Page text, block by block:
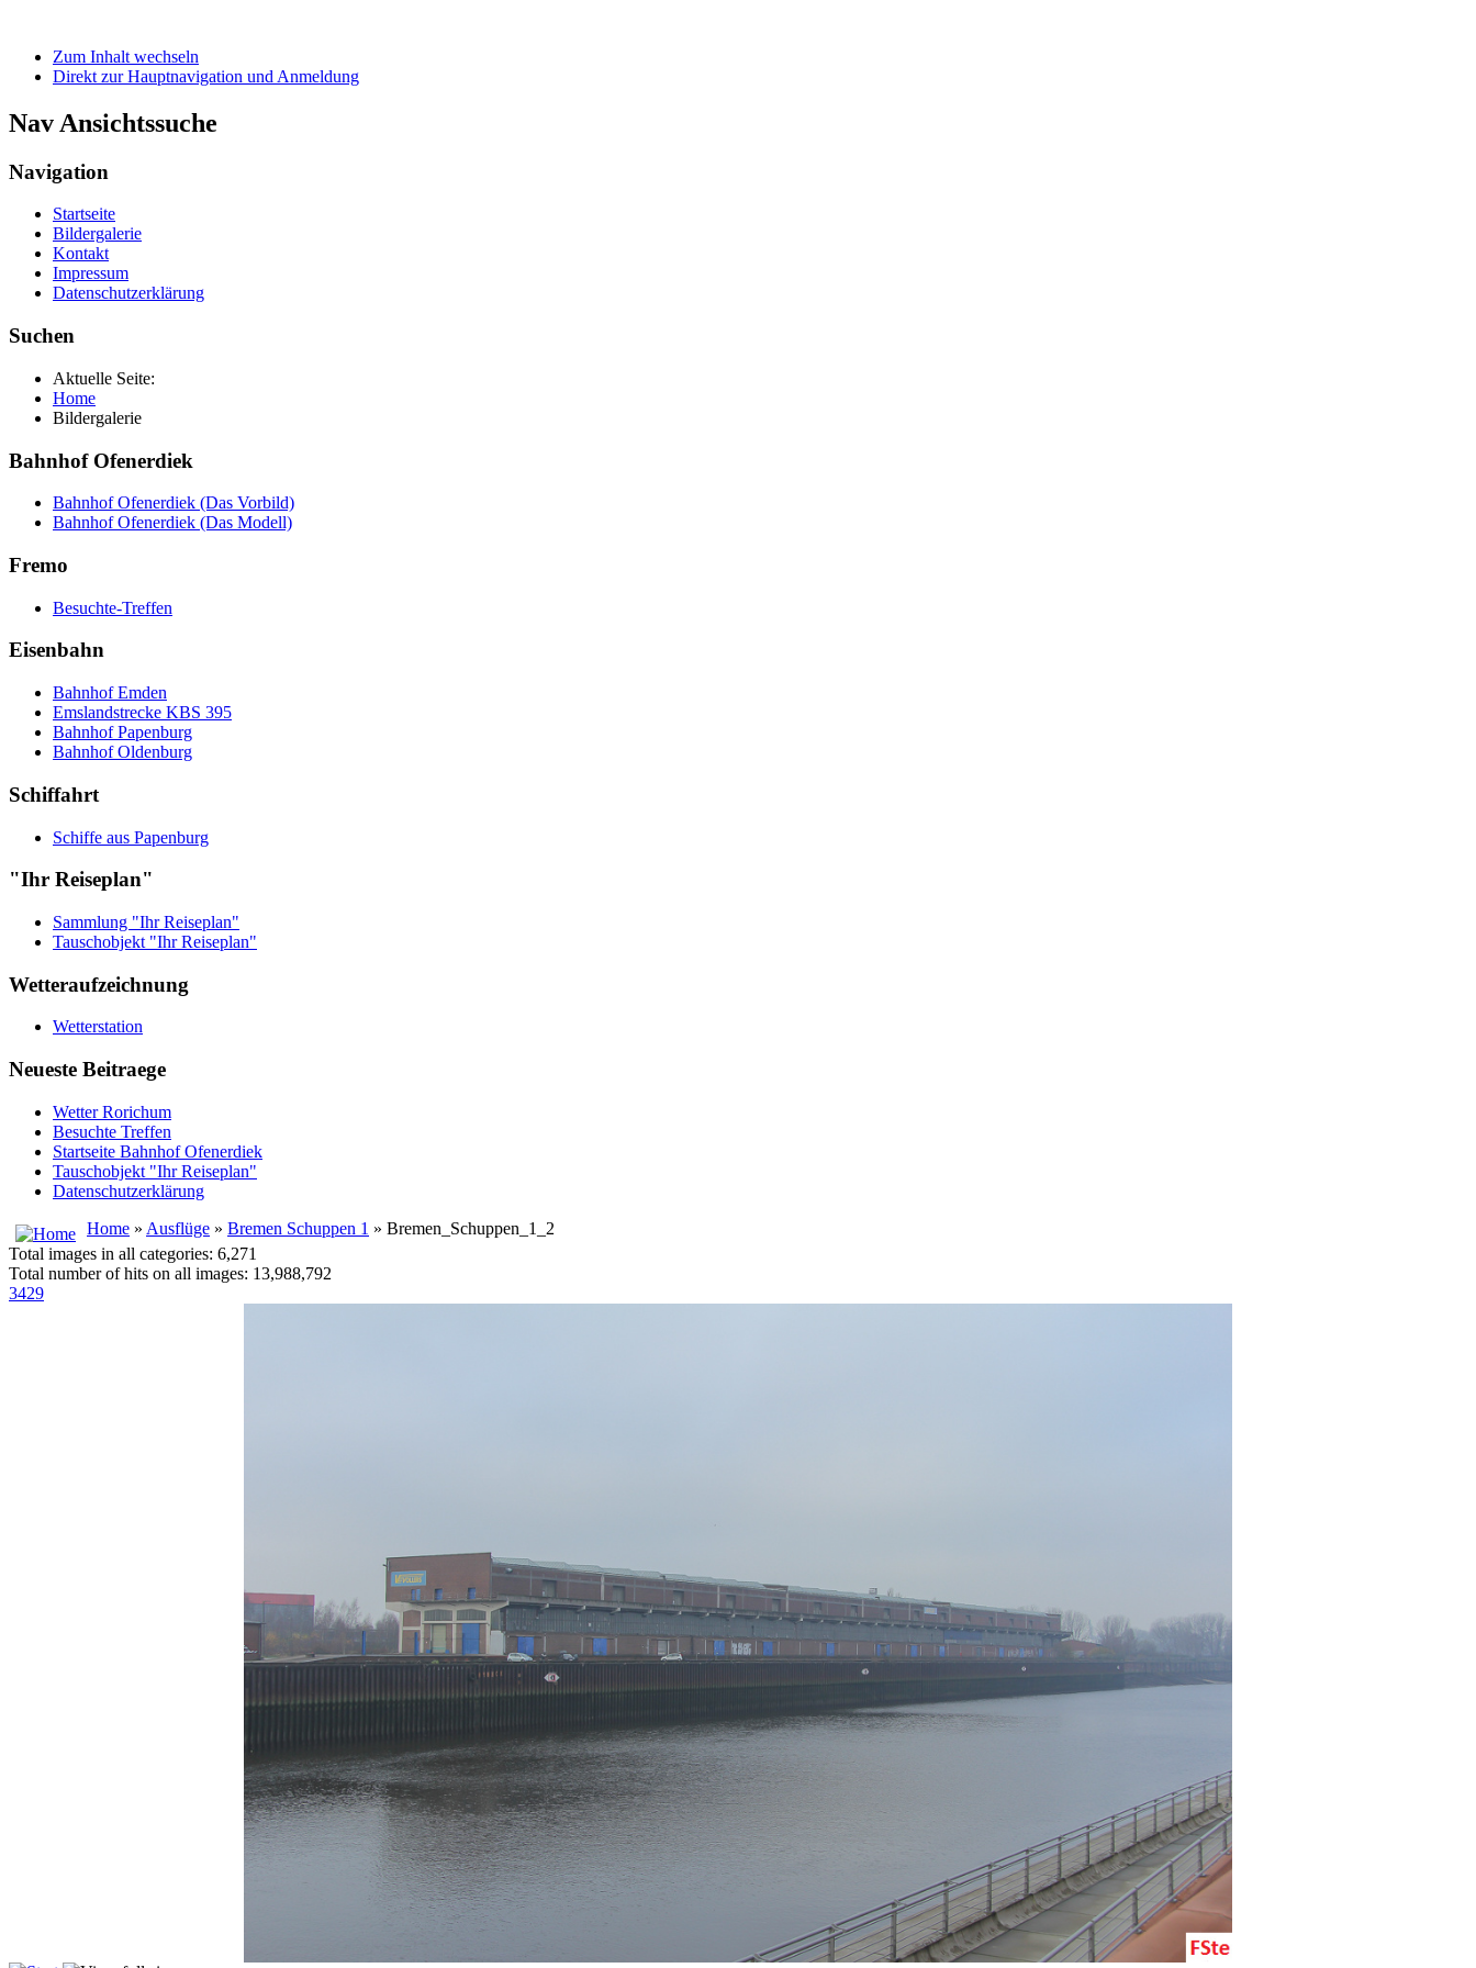
Zum Inhalt wechseln
Direkt zur Hauptnavigation und Anmeldung
Nav Ansichtssuche
Navigation
Startseite
Bildergalerie
Kontakt
Impressum
Datenschutzerklärung
Suchen
Aktuelle Seite:
Home
Bildergalerie
Bahnhof Ofenerdiek
Bahnhof Ofenerdiek (Das Vorbild)
Bahnhof Ofenerdiek (Das Modell)
Fremo
Besuchte-Treffen
Eisenbahn
Bahnhof Emden
Emslandstrecke KBS 395
Bahnhof Papenburg
Bahnhof Oldenburg
Schiffahrt
Schiffe aus Papenburg
"Ihr Reiseplan"
Sammlung "Ihr Reiseplan"
Tauschobjekt "Ihr Reiseplan"
Wetteraufzeichnung
Wetterstation
Neueste Beitraege
Wetter Rorichum
Besuchte Treffen
Startseite Bahnhof Ofenerdiek
Tauschobjekt "Ihr Reiseplan"
Datenschutzerklärung
Home » Ausflüge » Bremen Schuppen 1 » Bremen_Schuppen_1_2
Total images in all categories: 6,271
Total number of hits on all images: 13,988,792
3429